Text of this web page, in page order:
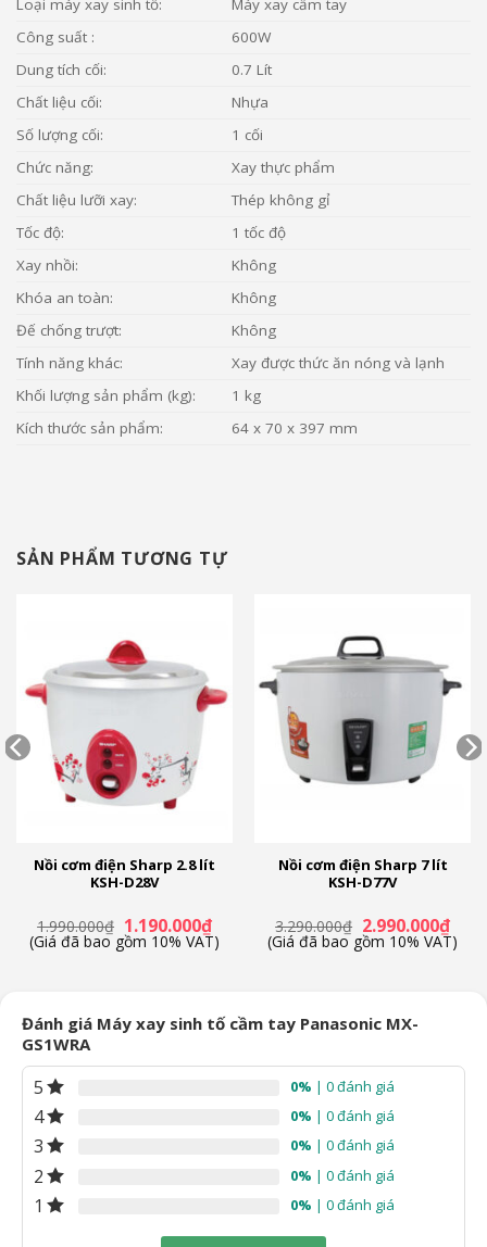
Loại máy xay sinh tố:
Máy xay cầm tay
Công suất :
600W
Dung tích cối:
0.7 Lít
Chất liệu cối:
Nhựa
Số lượng cối:
1 cối
Chức năng:
Xay thực phẩm
Chất liệu lưỡi xay:
Thép không gỉ
Tốc độ:
1 tốc độ
Xay nhồi:
Không
Khóa an toàn:
Không
Đế chống trượt:
Không
Tính năng khác:
Xay được thức ăn nóng và lạnh
Khối lượng sản phẩm (kg):
1 kg
Kích thước sản phẩm:
64 x 70 x 397 mm
SẢN PHẨM TƯƠNG TỰ
Nồi cơm điện Sharp 2.8 lít
KSH-D28V
1.990.000₫ Giá
gốc
là:
1.190.000₫Giá
hiện
tại
(Giá đã bao gồm 10% VAT)
Nồi cơm điện Sharp 7 lít
KSH-D77V
3.290.000₫ Giá
gốc
là:
2.990.000₫Giá
hiện
tại
(Giá đã bao gồm 10% VAT)
Đánh giá Máy xay sinh tố cầm tay Panasonic MX-
GS1WRA
5 0% | 0 đánh giá
4 0% | 0 đánh giá
3 0% | 0 đánh giá
2 0% | 0 đánh giá
1 0% | 0 đánh giá